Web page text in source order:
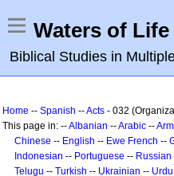
Waters of Life
Biblical Studies in
Home -- Spanish --Acts - 032
This page in: --Albanian --Arabic --
Chinese -- English -- Ewe French --
Indonesian -- Portuguese -- Russian
Telugu -- Turkish -- Ukrainian -- Urdu